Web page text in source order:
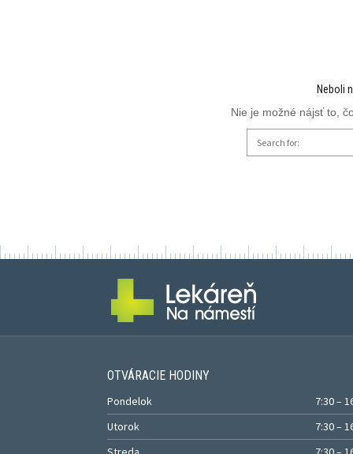
Neboli
Nie je možné nájsť to,
OTVÁRACIE HODINY
Pondelok
7:30 –
Utorok
7:30 –